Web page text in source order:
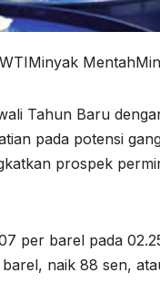
Tahun Baru
pada potensi
prospek
per barel pada
naik 88 sen,